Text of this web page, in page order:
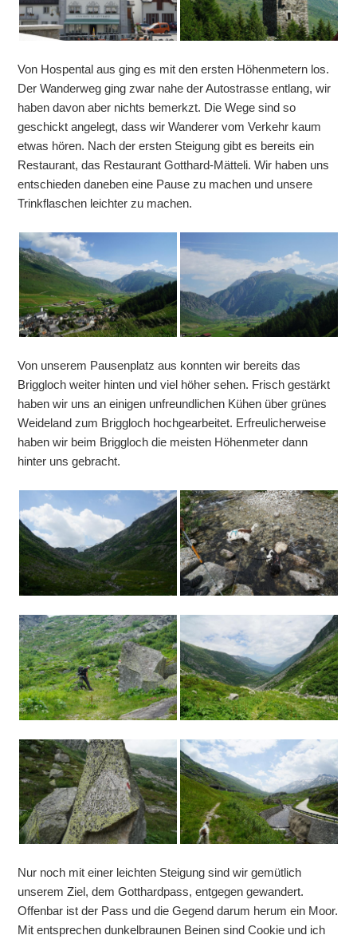
Von Hospental aus ging es mit den ersten Höhenmetern los.
Der Wanderweg ging zwar nahe der Autostrasse entlang, wir
haben davon aber nichts bemerkzt. Die Wege sind so
geschickt angelegt, dass wir Wanderer vom Verkehr kaum
etwas hören. Nach der ersten Steigung gibt es bereits ein
Restaurant, das Restaurant Gotthard-Mätteli. Wir haben uns
entschieden daneben eine Pause zu machen und unsere
Trinkflaschen leichter zu machen.
Von unserem Pausenplatz aus konnten wir bereits das
Briggloch weiter hinten und viel höher sehen. Frisch gestärkt
haben wir uns an einigen unfreundlichen Kühen über grünes
Weideland zum Briggloch hochgearbeitet. Erfreulicherweise
haben wir beim Briggloch die meisten Höhenmeter dann
hinter uns gebracht.
Nur noch mit einer leichten Steigung sind wir gemütlich
unserem Ziel, dem Gotthardpass, entgegen gewandert.
Offenbar ist der Pass und die Gegend darum herum ein Moor.
Mit entsprechen dunkelbraunen Beinen sind Cookie und ich